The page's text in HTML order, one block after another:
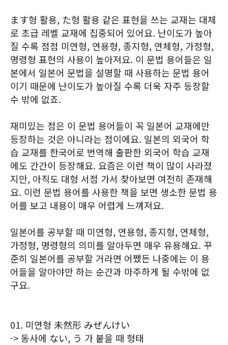
ます형 활용, た형 활용 같은 표현을 쓰는 교재는 대체
로 초급 레벨 교재에 집중되어 있어요. 난이도가 높아
질 수록 점점 미연형, 연용형, 종지형, 연체형, 가정형,
명령형 표현의 사용이 높아져요. 이 문법 용어들은 일
본에서 일본어 문법을 설명할 때 사용하는 문법 용어
이기 때문에 난이도가 높아질 수록 더욱 자주 등장할
수 밖에 없죠.
재미있는 점은 이 문법 용어들이 꼭 일본어 교재에만
등장하는 것은 아니라는 점이에요. 일본의 외국어 학
습 교재를 한국어로 번역해 출판한 외국어 학습 교재
에도 간간이 등장해요. 요즘은 이런 책이 많이 사라졌
지만, 아직도 대형 서점 가서 찾아보면 여전히 존재해
요. 이런 문법 용어를 사용한 책을 보면 생소한 문법 용
어를 보고 내용이 매우 어렵게 느껴져요.
일본어를 공부할 때 미연형, 연용형, 종지형, 연체형,
가정형, 명령형의 의미를 알아두면 매우 유용해요. 꾸
준히 일본어를 공부할 거라면 어쨌든 나중에는 이 용
어들을 알아야만 하는 순간과 마주하게 될 수밖에 없
구요.
01. 미연형 未然形 みぜんけい
-> 동사에 ない, う 가 붙을 때 형태